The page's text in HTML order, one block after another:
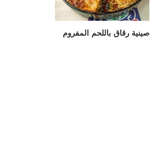
صينية رقاق باللحم المفروم